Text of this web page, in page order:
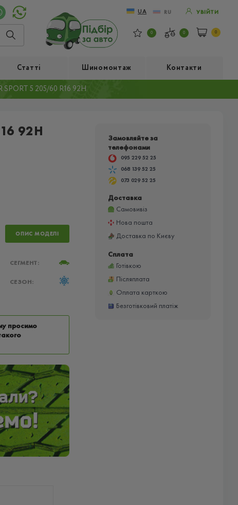
UA RU УВІЙТИ
0 0 0
Статті Шиномонтаж Контакти
5 205/60 R16 92H
92H
ОПИС МОДЕЛІ
СЕГМЕНТ:
СЕЗОН:
просимо
Замовляйте за
телефонами
095 229 52 25
068 139 52 25
073 029 52 25
Доставка
Самовивіз
Нова пошта
Доставка по Києву
Сплата
Готівкою
Післяплата
Оплата карткою
Безготівковий платіж